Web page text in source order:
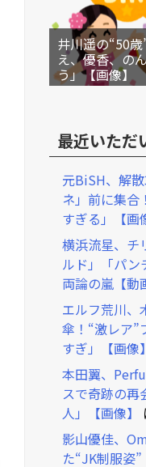
井川遥の“50
え、優香、の
う」【画像】
最近いただ
元BiSH、解
ネ」前に集合
すぎる」【画
横浜流星、チ
ルド」「パン
両論の嵐【動
エルフ荒川、
傘！“激レア”
すぎ」【画像】
本田翼、
スで奇跡の再
人」【画像】
影山優佳、
た“JK制服姿